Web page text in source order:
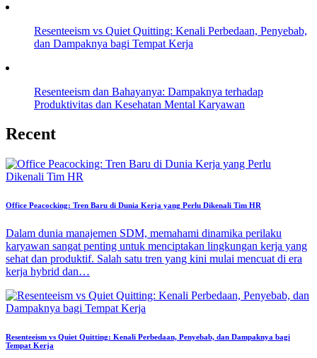
Resenteeism vs Quiet Quitting: Kenali Perbedaan, Penyebab,
dan Dampaknya bagi Tempat Kerja
Resenteeism dan Bahayanya: Dampaknya terhadap
Produktivitas dan Kesehatan Mental Karyawan
Recent
Office Peacocking: Tren Baru di Dunia Kerja yang Perlu Dikenali Tim HR
Dalam dunia manajemen SDM, memahami dinamika perilaku
karyawan sangat penting untuk menciptakan lingkungan kerja yang
sehat dan produktif. Salah satu tren yang kini mulai mencuat di era
kerja hybrid dan…
Resenteeism vs Quiet Quitting: Kenali Perbedaan, Penyebab, dan Dampaknya bagi
Tempat Kerja